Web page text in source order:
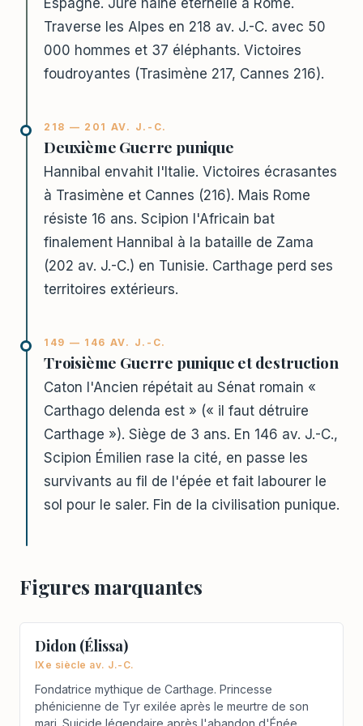
Espagne. Jure haine éternelle à Rome.
Traverse les Alpes en 218 av. J.-C. avec 50
000 hommes et 37 éléphants. Victoires
foudroyantes (Trasimène 217, Cannes 216).
218 — 201 AV. J.-C.
Deuxième Guerre punique
Hannibal envahit l'Italie. Victoires écrasantes
à Trasimène et Cannes (216). Mais Rome
résiste 16 ans. Scipion l'Africain bat
finalement Hannibal à la bataille de Zama
(202 av. J.-C.) en Tunisie. Carthage perd ses
territoires extérieurs.
149 — 146 AV. J.-C.
Troisième Guerre punique et destruction
Caton l'Ancien répétait au Sénat romain «
Carthago delenda est » (« il faut détruire
Carthage »). Siège de 3 ans. En 146 av. J.-C.,
Scipion Émilien rase la cité, en passe les
survivants au fil de l'épée et fait labourer le
sol pour le saler. Fin de la civilisation punique.
Figures marquantes
Didon (Élissa)
IXe siècle av. J.-C.
Fondatrice mythique de Carthage. Princesse
phénicienne de Tyr exilée après le meurtre de son